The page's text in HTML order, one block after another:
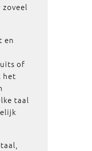
en
of
het
taal